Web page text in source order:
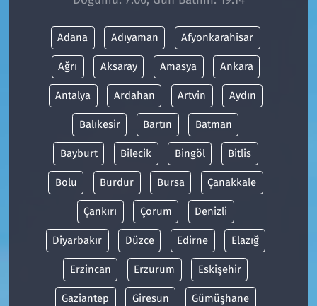
Adana Adıyaman Afyonkarahisar
Ağrı Aksaray Amasya Ankara
Antalya Ardahan Artvin Aydın
Balıkesir Bartın Batman
Bayburt Bilecik Bingöl Bitlis
Bolu Burdur Bursa Çanakkale
Çankırı Çorum Denizli
Diyarbakır Düzce Edirne Elazığ
Erzincan Erzurum Eskişehir
Gaziantep Giresun Gümüşhane